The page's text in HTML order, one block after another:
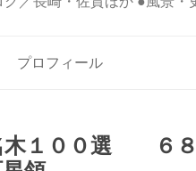
プロフィール
木１００選 ６